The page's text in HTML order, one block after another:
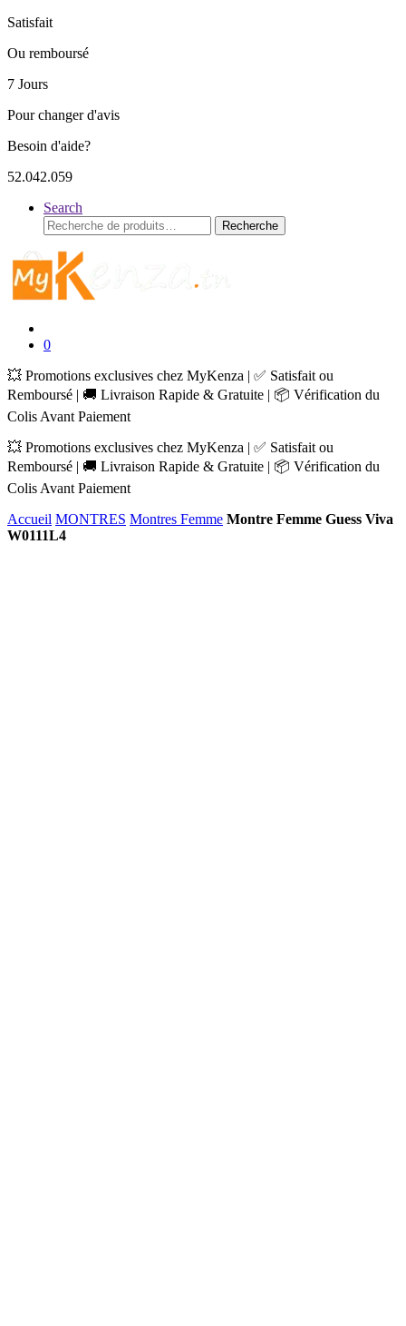
Satisfait
Ou remboursé
7 Jours
Pour changer d'avis
Besoin d'aide?
52.042.059
Search
Recherche
pour :
Recherche
0
💥 Promotions exclusives chez MyKenza | ✅ Satisfait ou
Remboursé | 🚚 Livraison Rapide & Gratuite | 📦 Vérification du
Colis Avant Paiement
💥 Promotions exclusives chez MyKenza | ✅ Satisfait ou
Remboursé | 🚚 Livraison Rapide & Gratuite | 📦 Vérification du
Colis Avant Paiement
Accueil MONTRES Montres Femme Montre Femme Guess Viva
W0111L4